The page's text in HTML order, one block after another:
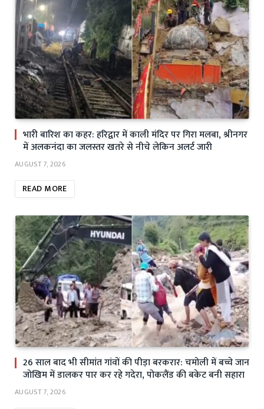
भारी बारिश का कहर: हरिद्वार में काली मंदिर पर गिरा मलबा, श्रीनगर
में अलकनंदा का जलस्तर खतरे से नीचे लेकिन अलर्ट जारी
AUGUST 7, 2026
READ MORE
26 साल बाद भी सीमांत गांवों की पीड़ा बरकरार: चमोली में बच्चे जान
जोखिम में डालकर पार कर रहे गदेरा, पोकलैंड की बकेट बनी सहारा
AUGUST 7, 2026